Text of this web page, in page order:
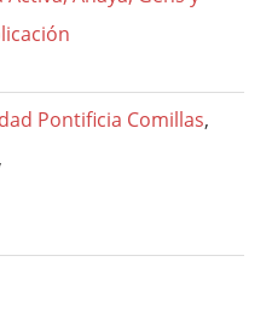
Pontificia Comillas,
,